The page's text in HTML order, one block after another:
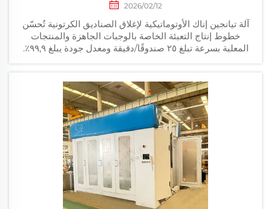
2026/02/12
آلة تيانجين إناك الأوتوماتيكية لإغلاق الصناديق الكرتونية تُحسّن
خطوط إنتاج التعبئة الخاصة بالوجبات الجاهزة والمنتجات
المعلبة بسرعة تبلغ ٢٥ صندوقًا/دقيقة ومعدل جودة يبلغ ٩٩,٩٪.